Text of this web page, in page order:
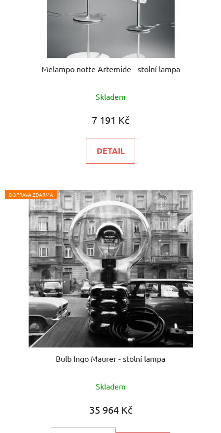
Melampo notte Artemide - stolní lampa
hodnocení
produktu
5,0
z
Skladem
7 191 Kč
DETAIL
DOPRAVA ZDARMA
Bulb Ingo Maurer - stolní lampa
Skladem
35 964 Kč